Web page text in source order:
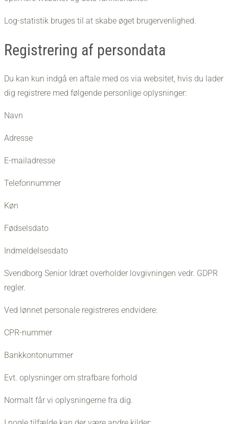
Log-statistik bruges til at skabe øget brugervenlighed.
​Registrering af persondata
Du kan kun indgå en aftale med os via websitet, hvis du lader
dig registrere med følgende personlige oplysninger:
Navn
Adresse
E-mailadresse
Telefonnummer
Køn
Fødselsdato
Indmeldelsesdato
Svendborg Senior Idræt overholder lovgivningen vedr. GDPR
regler.
Ved lønnet personale registreres endvidere:
CPR-nummer
Bankkontonummer
Evt. oplysninger om strafbare forhold
Normalt får vi oplysningerne fra dig.